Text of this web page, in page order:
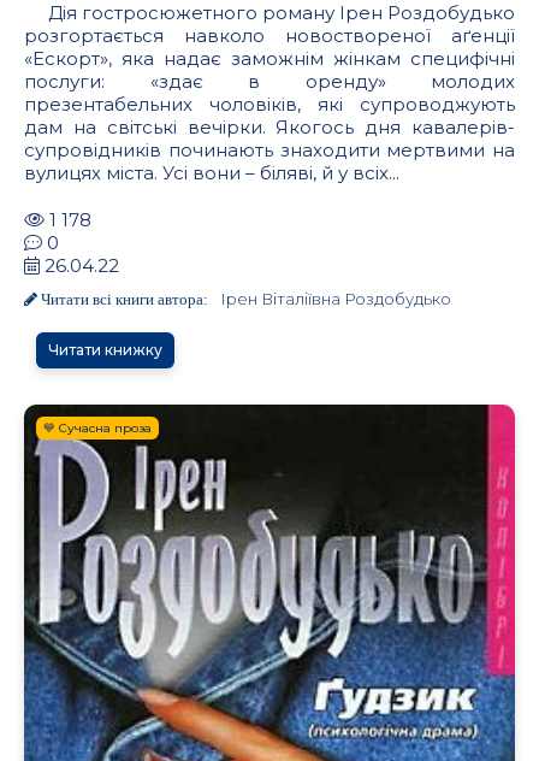
Дія гостросюжетного роману Ірен Роздобудько
розгортається навколо новоствореної аґенції
«Ескорт», яка надає заможнім жінкам специфічні
послуги: «здає в оренду» молодих
презентабельних чоловіків, які супроводжують
дам на світські вечірки. Якогось дня кавалерів-
супровідників починають знаходити мертвими на
вулицях міста. Усі вони – біляві, й у всіх...
1 178
0
26.04.22
Читати всі книги автора: Ірен Віталіївна Роздобудько
Читати книжку
💙 Сучасна проза